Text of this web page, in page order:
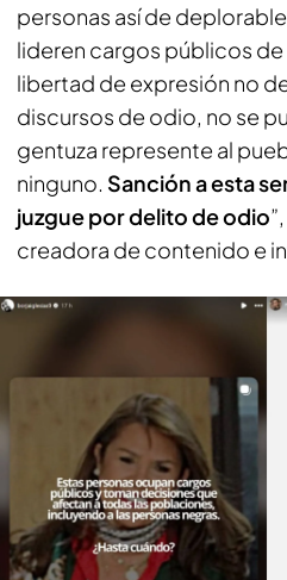
personas así de
lideren cargos públicos de
libertad de expresión no
discursos de odio, no se
gentuza represente al
ninguno. Sanción a esta
juzgue por delito de odio
creadora de contenido e